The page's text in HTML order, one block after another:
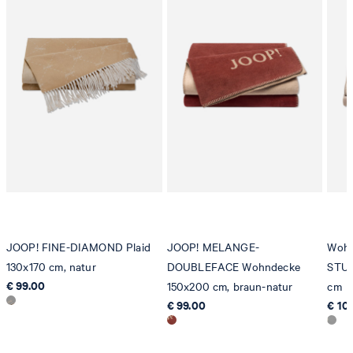
JOOP! FINE-DIAMOND Plaid
130x170 cm, natur
€ 99.00
JOOP! MELANGE-
DOUBLEFACE Wohndecke
150x200 cm, braun-natur
€ 99.00
cm
€